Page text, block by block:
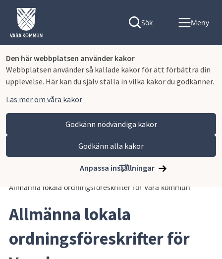
Den här webbplatsen använder kakor
Webbplatsen använder så kallade kakor för att förbättra din
upplevelse. Här kan du själv ställa in vilka kakor du godkänner.
Läs mer om våra kakor
Godkänn nödvändiga kakor
Godkänn alla kakor
Anpassa inställningar
Sök Meny
Vara kommun
Kommun och politik
Vår organisation och verksamhet
Allmänna lokala ordningsföreskrifter för Vara kommun
Allmänna lokala
ordningsföreskrifter för